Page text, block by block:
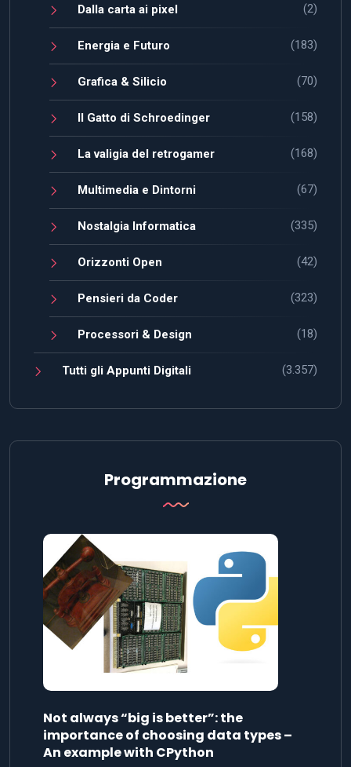
Dalla carta ai pixel (2)
Energia e Futuro (183)
Grafica & Silicio (70)
Il Gatto di Schroedinger (158)
La valigia del retrogamer (168)
Multimedia e Dintorni (67)
Nostalgia Informatica (335)
Orizzonti Open (42)
Pensieri da Coder (323)
Processori & Design (18)
Tutti gli Appunti Digitali (3.357)
Programmazione
Not always “big is better”: the
importance of choosing data types –
An example with CPython